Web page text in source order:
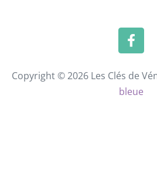
Copyright © 2026 Les Clés de
bleue